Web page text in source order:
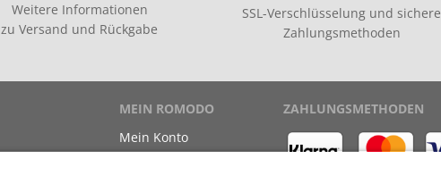
Weitere Informationen
zuVersand und Rückgabe
SSL-Verschlüsselung und sichere
Zahlungsmethoden
MEIN ROMODO
Mein Konto
ZAHLUNGSMETHODEN